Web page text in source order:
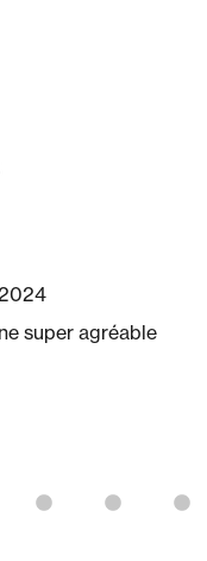
super agréable